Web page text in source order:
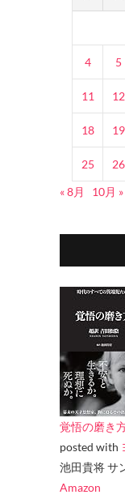
4 5
11 12
18 19
25 26
« 8月
10月 »
覚悟の磨き
posted with
池田貴将 サ
Amazon